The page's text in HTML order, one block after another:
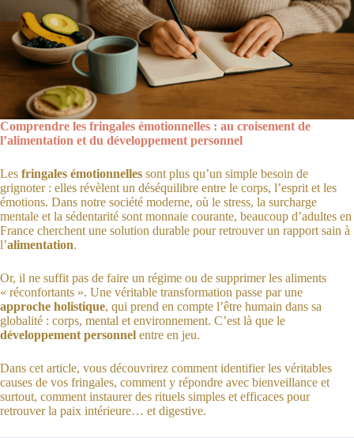
Comprendre les fringales émotionnelles : au croisement de
l’alimentation et du développement personnel
Les fringales émotionnelles sont plus qu’un simple besoin de
grignoter : elles révèlent un déséquilibre entre le corps, l’esprit et les
émotions. Dans notre société moderne, où le stress, la surcharge
mentale et la sédentarité sont monnaie courante, beaucoup d’adultes en
France cherchent une solution durable pour retrouver un rapport sain à
l’alimentation.
Or, il ne suffit pas de faire un régime ou de supprimer les aliments
« réconfortants ». Une véritable transformation passe par une
approche holistique, qui prend en compte l’être humain dans sa
globalité : corps, mental et environnement. C’est là que le
développement personnel entre en jeu.
Dans cet article, vous découvrirez comment identifier les véritables
causes de vos fringales, comment y répondre avec bienveillance et
surtout, comment instaurer des rituels simples et efficaces pour
retrouver la paix intérieure… et digestive.